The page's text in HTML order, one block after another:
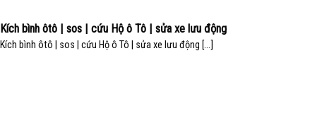
Kích bình ôtô | sos | cứu Hộ ô Tô | sửa xe lưu động
Kích bình ôtô | sos | cứu Hộ ô Tô | sửa xe lưu động [...]